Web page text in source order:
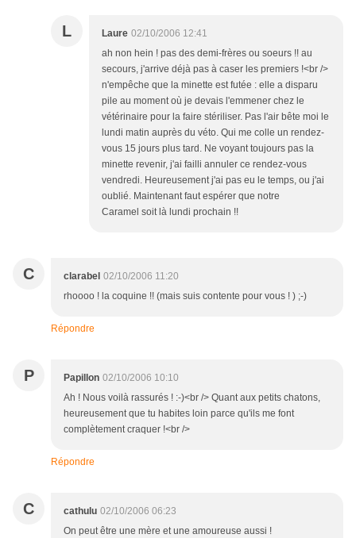
L Laure 02/10/2006 12:41
ah non hein ! pas des demi-frères ou soeurs !! au
secours, j'arrive déjà pas à caser les premiers !<br />
n'empêche que la minette est futée : elle a disparu
pile au moment où je devais l'emmener chez le
vétérinaire pour la faire stériliser. Pas l'air bête moi le
lundi matin auprès du véto. Qui me colle un rendez-
vous 15 jours plus tard. Ne voyant toujours pas la
minette revenir, j'ai failli annuler ce rendez-vous
vendredi. Heureusement j'ai pas eu le temps, ou j'ai
oublié. Maintenant faut espérer que notre
Caramel soit là lundi prochain !!
C clarabel 02/10/2006 11:20
rhoooo ! la coquine !! (mais suis contente pour vous ! ) ;-)
Répondre
P Papillon 02/10/2006 10:10
Ah ! Nous voilà rassurés ! :-)<br /> Quant aux petits chatons,
heureusement que tu habites loin parce qu'ils me font
complètement craquer !<br />
Répondre
C cathulu 02/10/2006 06:23
On peut être une mère et une amoureuse aussi !